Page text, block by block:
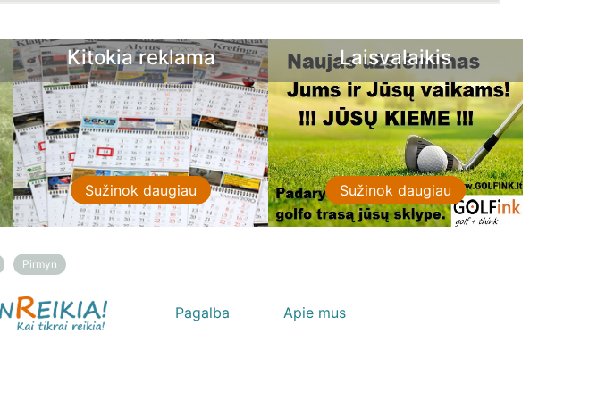
Laisvalaikis
Sužinok daugiau
Nuotekų įrenginiai
Sužinok daugiau
Pirmyn
Pagalba Apie mus